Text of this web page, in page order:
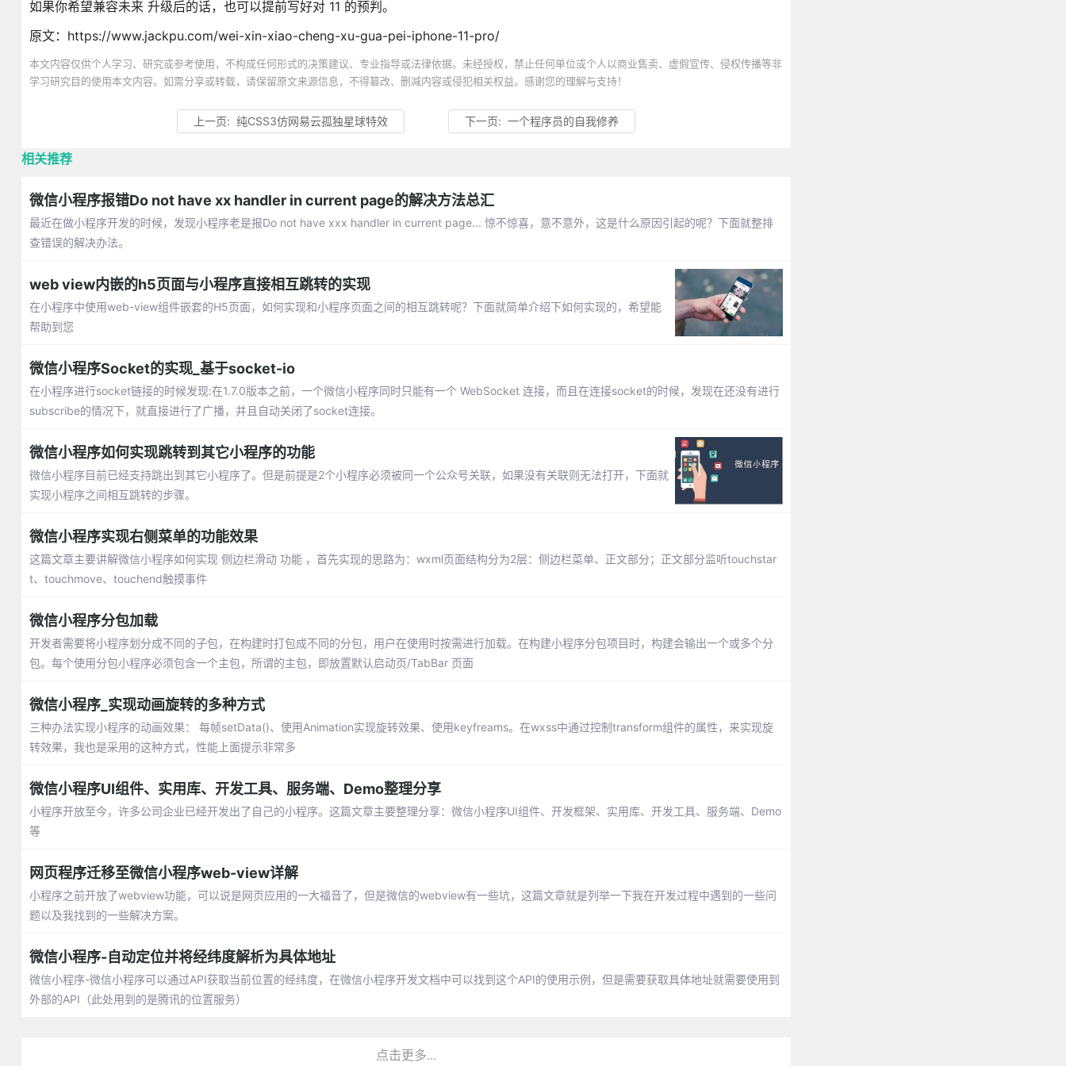
如果你希望兼容未来 升级后的话，也可以提前写好对 11 的预判。
原文： https://www.jackpu.com/wei-xin-xiao-cheng-xu-gua-pei-iphone-11-pro/
本文内容仅供个人学习、研究或参考使用，不构成任何形式的决策建议、专业指导或法律依据。未经授权，禁止任何单位或个人以商业售卖、虚假宣传、侵权传播等非
学习研究目的使用本文内容。如需分享或转载，请保留原文来源信息，不得篡改、删减内容或侵犯相关权益。感谢您的理解与支持！
上一页: 纯CSS3仿网易云孤独星球特效 下一页: 一个程序员的自我修养
相关推荐
微信小程序报错Do not have xx handler in current page的解决方法总汇
最近在做小程序开发的时候，发现小程序老是报Do not have xxx handler in current page... 惊不惊喜，意不意外，这是什么原因引起的呢？下面就整排
查错误的解决办法。
web view内嵌的h5页面与小程序直接相互跳转的实现
在小程序中使用web-view组件嵌套的H5页面，如何实现和小程序页面之间的相互跳转呢？下面就简单介绍下如何实现的，希望能
帮助到您
微信小程序Socket的实现_基于socket-io
在小程序进行socket链接的时候发现:在1.7.0版本之前，一个微信小程序同时只能有一个 WebSocket 连接，而且在连接socket的时候，发现在还没有进行
subscribe的情况下，就直接进行了广播，并且自动关闭了socket连接。
微信小程序如何实现跳转到其它小程序的功能
微信小程序目前已经支持跳出到其它小程序了。但是前提是2个小程序必须被同一个公众号关联，如果没有关联则无法打开，下面就
实现小程序之间相互跳转的步骤。
微信小程序实现右侧菜单的功能效果
这篇文章主要讲解微信小程序如何实现 侧边栏滑动 功能 ，首先实现的思路为：wxml页面结构分为2层：侧边栏菜单、正文部分；正文部分监听touchstar
t、touchmove、touchend触摸事件
微信小程序分包加载
开发者需要将小程序划分成不同的子包，在构建时打包成不同的分包，用户在使用时按需进行加载。在构建小程序分包项目时，构建会输出一个或多个分
包。每个使用分包小程序必须包含一个主包，所谓的主包，即放置默认启动页/TabBar 页面
微信小程序_实现动画旋转的多种方式
三种办法实现小程序的动画效果： 每帧setData()、使用Animation实现旋转效果、使用keyfreams。在wxss中通过控制transform组件的属性，来实现旋
转效果，我也是采用的这种方式，性能上面提示非常多
微信小程序UI组件、实用库、开发工具、服务端、Demo整理分享
小程序开放至今，许多公司企业已经开发出了自己的小程序。这篇文章主要整理分享：微信小程序UI组件、开发框架、实用库、开发工具、服务端、Demo
等
网页程序迁移至微信小程序web-view详解
小程序之前开放了webview功能，可以说是网页应用的一大福音了，但是微信的webview有一些坑，这篇文章就是列举一下我在开发过程中遇到的一些问
题以及我找到的一些解决方案。
微信小程序-自动定位并将经纬度解析为具体地址
微信小程序-微信小程序可以通过API获取当前位置的经纬度，在微信小程序开发文档中可以找到这个API的使用示例，但是需要获取具体地址就需要使用到
外部的API（此处用到的是腾讯的位置服务）
点击更多...